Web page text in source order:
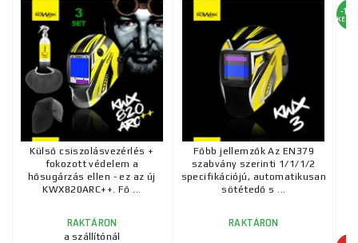
Külső csiszolásvezérlés +
fokozott védelem a
hősugárzás ellen - ez az új
KWX820ARC++. Fő ...
RAKTÁRON
a szállítónál
Főbb jellemzők Az EN379
szabvány szerinti 1/1/1/2
specifikációjú, automatikusan
sötétedő s ...
RAKTÁRON
-16